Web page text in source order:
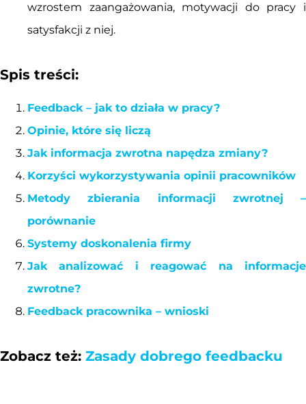
wzrostem zaangażowania, motywacji do pracy i
satysfakcji z niej.
Spis treści:
Feedback – jak to działa w pracy?
Opinie, które się liczą
Jak informacja zwrotna napędza zmiany?
Korzyści wykorzystywania opinii pracowników
Metody zbierania informacji zwrotnej –
porównanie
Systemy doskonalenia firmy
Jak analizować i reagować na informacje
zwrotne?
Feedback pracownika – wnioski
Zobacz też: Zasady dobrego feedbacku